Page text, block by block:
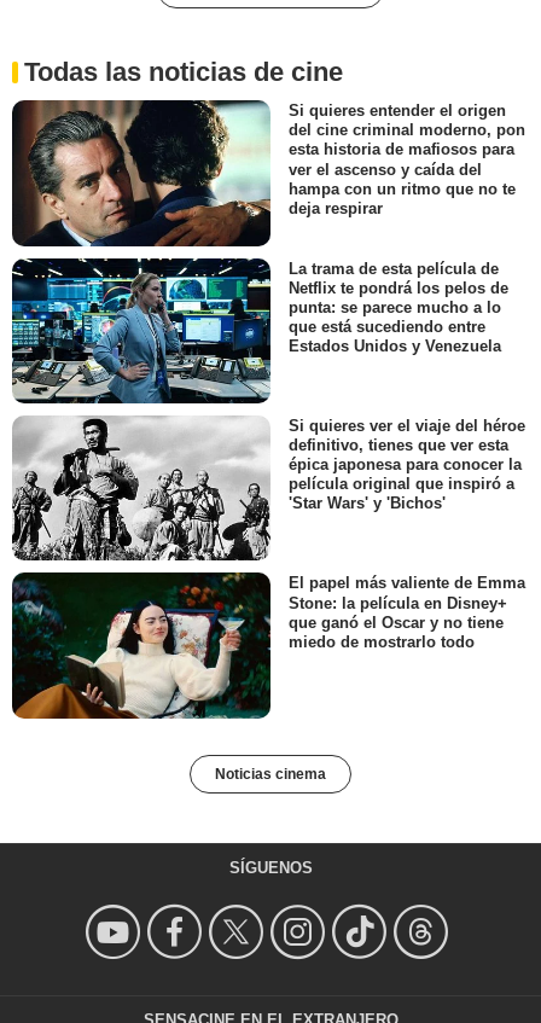
Todas las noticias de cine
Si quieres entender el origen
del cine criminal moderno, pon
esta historia de mafiosos para
ver el ascenso y caída del
hampa con un ritmo que no te
deja respirar
La trama de esta película de
Netflix te pondrá los pelos de
punta: se parece mucho a lo
que está sucediendo entre
Estados Unidos y Venezuela
Si quieres ver el viaje del héroe
definitivo, tienes que ver esta
épica japonesa para conocer la
película original que inspiró a
'Star Wars' y 'Bichos'
El papel más valiente de Emma
Stone: la película en Disney+
que ganó el Oscar y no tiene
miedo de mostrarlo todo
Noticias cinema
SÍGUENOS